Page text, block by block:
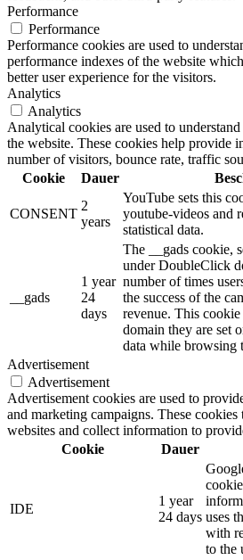
Performance
Performance
Performance cookies are used to
performance indexes of the website
better user experience for the visitors.
Analytics
Analytics
Analytical cookies are used to
the website. These cookies help provide
number of visitors, bounce rate, traffic
Cookie
Dauer
CONSENT
2
years
YouTube sets this
youtube-videos and
statistical data.
__gads
1 year
24
days
The __gads cookie,
under DoubleClick
number of times
the success of the
revenue. This
domain they are set
data while browsing
Advertisement
Advertisement
Advertisement cookies are used to
and marketing campaigns. These cookies
websites and collect information to
Cookie
Dauer
IDE
1 year
24 days uses
with
to the